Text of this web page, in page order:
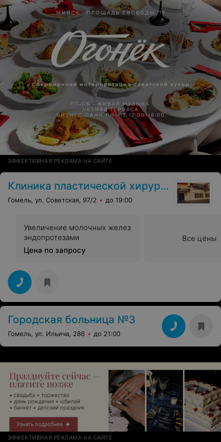
ЭФФЕКТИВНАЯ РЕКЛАМА НА САЙТЕ
Клиника пластической хирургии
Гомель, ул. Советская, 97/2 до 19:00
Увеличение молочных желез
эндопротезами
Цена по запросу
Все цены
Городская больница №3
Гомель, ул. Ильича, 286 до 21:00
ЭФФЕКТИВНАЯ РЕКЛАМА НА САЙТЕ